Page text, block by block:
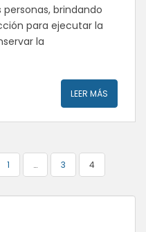
brindando
para ejecutar la
la
LEER MÁS
1 … 3 4